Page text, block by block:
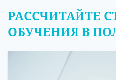
РАССЧИТАЙТЕ
ОБУЧЕНИЯ В